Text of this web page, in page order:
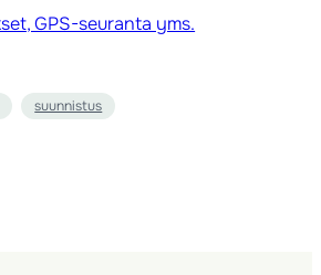
GPS-seuranta yms.
suunnistus